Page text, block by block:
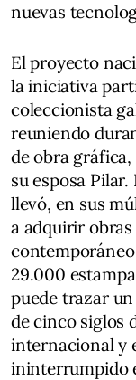
nuevas
El proyecto
la iniciativa
coleccionista
reuniendo
de obra
su esposa
llevó, en sus
a adquirir
29.000
puede trazar
de cinco siglos
internacional y
ininterrumpido